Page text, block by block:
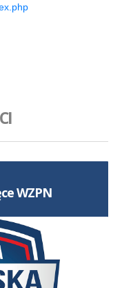
WZPN